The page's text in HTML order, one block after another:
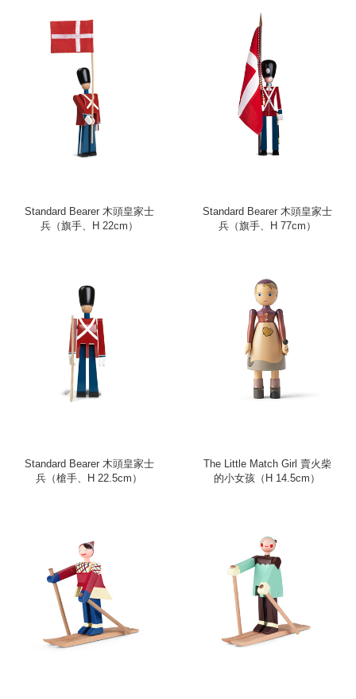
Standard Bearer 木頭皇家士
兵（旗手、H 22cm）
Standard Bearer 木頭皇家士
兵（旗手、H 77cm）
Standard Bearer 木頭皇家士
兵（槍手、H 22.5cm）
The Little Match Girl 賣火柴
的小女孩（H 14.5cm）